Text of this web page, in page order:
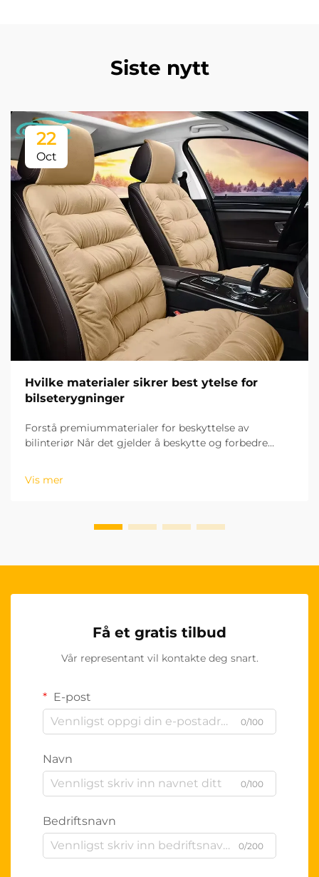
Siste nytt
22
Oct
Hvilke materialer sikrer best ytelse for
bilseterygninger
Forstå premiummaterialer for beskyttelse av
bilinteriør Når det gjelder å beskytte og forbedre
for både estetikk og levetid. Materialet i seterytterne
din...
Vis mer
Få et gratis tilbud
Vår representant vil kontakte deg snart.
E-post
0/100
Navn
0/100
Bedriftsnavn
0/200